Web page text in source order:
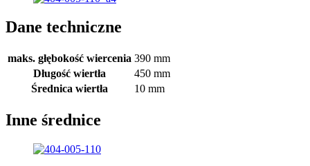
Dane techniczne
maks. głębokość wiercenia 390 mm
Długość wiertła
450 mm
Średnica wiertła
10 mm
Inne średnice